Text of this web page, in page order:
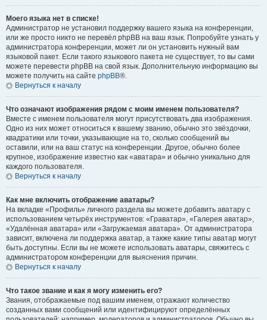
Моего языка нет в списке!
Администратор не установил поддержку вашего языка на конференции,
или же просто никто не перевёл phpBB на ваш язык. Попробуйте узнать у
администратора конференции, может ли он установить нужный вам
языковой пакет. Если такого языкового пакета не существует, то вы сами
можете перевести phpBB на свой язык. Дополнительную информацию вы
можете получить на сайте phpBB®.
Вернуться к началу
Что означают изображения рядом с моим именем пользователя?
Вместе с именем пользователя могут присутствовать два изображения.
Одно из них может относиться к вашему званию, обычно это звёздочки,
квадратики или точки, указывающие на то, сколько сообщений вы
оставили, или на ваш статус на конференции. Другое, обычно более
крупное, изображение известно как «аватара» и обычно уникально для
каждого пользователя.
Вернуться к началу
Как мне включить отображение аватары?
На вкладке «Профиль» личного раздела вы можете добавить аватару с
использованием четырёх инструментов: «Граватар», «Галерея аватар»,
«Удалённая аватара» или «Загружаемая аватара». От администратора
зависит, включена ли поддержка аватар, а также какие типы аватар могут
быть доступны. Если вы не можете использовать аватары, свяжитесь с
администратором конференции для выяснения причин.
Вернуться к началу
Что такое звание и как я могу изменить его?
Звания, отображаемые под вашим именем, отражают количество
созданных вами сообщений или идентифицируют определённых